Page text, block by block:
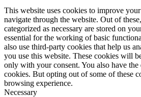
This website uses cookies to improve
navigate through the website. Out of
categorized as necessary are stored on
essential for the working of basic
also use third-party cookies that help us
you use this website. These cookies will
only with your consent. You also have
cookies. But opting out of some of these
browsing experience.
Necessary